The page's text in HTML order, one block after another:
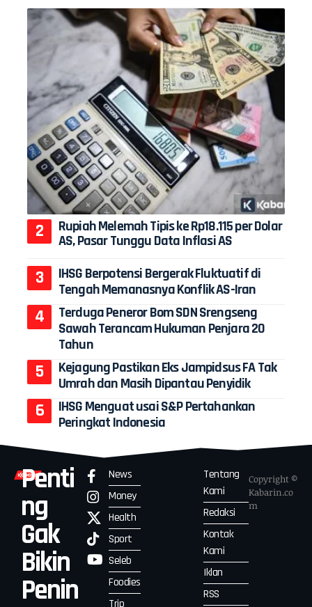
Rupiah Melemah Tipis ke Rp18.115 per Dolar
AS, Pasar Tunggu Data Inflasi AS
IHSG Berpotensi Bergerak Fluktuatif di
Tengah Memanasnya Konflik AS-Iran
Terduga Peneror Bom SDN Srengseng
Sawah Terancam Hukuman Penjara 20
Tahun
Kejagung Pastikan Eks Jampidsus FA Tak
Umrah dan Masih Dipantau Penyidik
IHSG Menguat usai S&P Pertahankan
Peringkat Indonesia
Penti
ng
Gak
Bikin
Penin
News
Money
Health
Sport
Seleb
Foodies
Trip
Tentang
Kami
Redaksi
Kontak
Kami
Iklan
RSS
Copyright ©
Kabarin.co
m